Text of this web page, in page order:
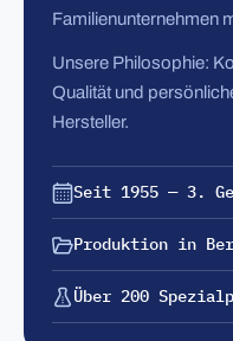
Familienunternehmen
Unsere Philosophie:
Qualität und
Hersteller.
Seit 1955 — 3.
Produktion in
Über 200